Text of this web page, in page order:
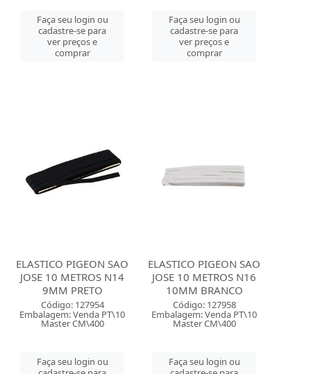
Faça seu login ou
cadastre-se para
ver preços e
comprar
Faça seu login ou
cadastre-se para
ver preços e
comprar
ELASTICO PIGEON SAO
JOSE 10 METROS N14
9MM PRETO
Código: 127954
Embalagem: Venda PT\10
Master CM\400
Faça seu login ou
ELASTICO PIGEON SAO
JOSE 10 METROS N16
10MM BRANCO
Código: 127958
Embalagem: Venda PT\10
Master CM\400
Faça seu login ou